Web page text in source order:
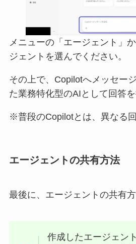
メニューの「エージェント」
ジェントを選んでください。
その上で、Copilotへメッセー
た業務特化型のAIとして回答を
※普段のCopilotとは、異なる回
エージェントの共有方法
最後に、エージェントの共有
作成したエージェン